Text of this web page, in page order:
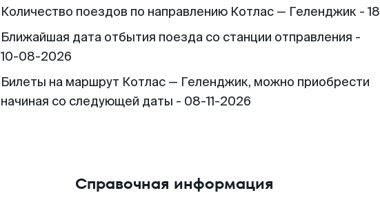
Количество поездов по направлению Котлас — Геленджик - 18
Ближайшая дата отбытия поезда со станции отправления -
10-08-2026
Билеты на маршрут Котлас — Геленджик, можно приобрести
начиная со следующей даты - 08-11-2026
Справочная информация